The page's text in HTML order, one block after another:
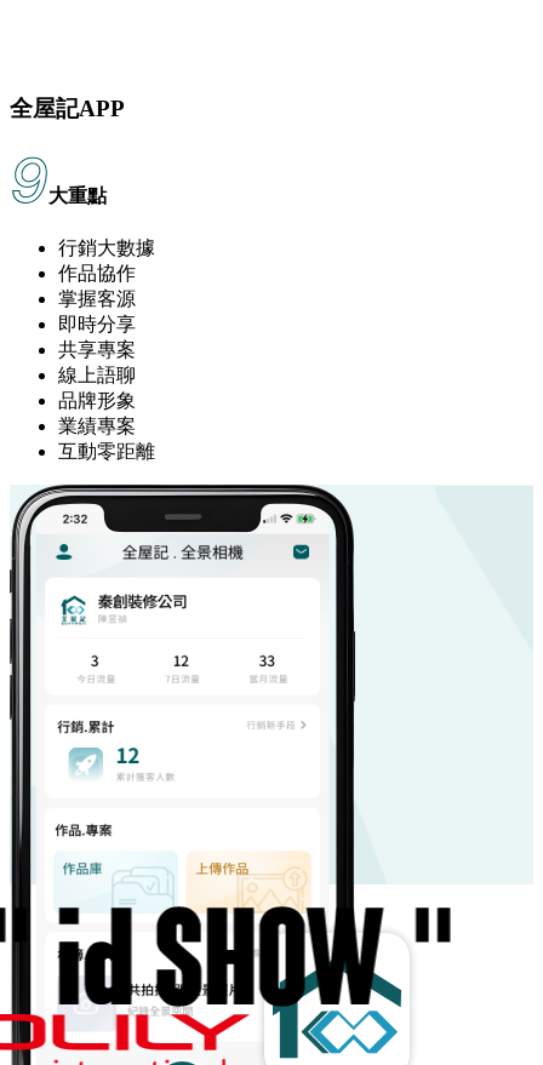
全屋記APP
9大重點
行銷大數據
作品協作
掌握客源
即時分享
共享專案
線上語聊
品牌形象
業績專案
互動零距離